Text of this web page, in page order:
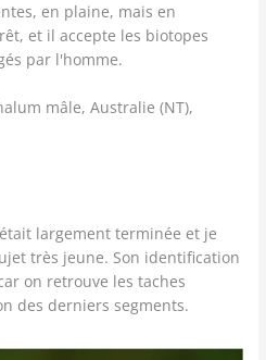
en plaine, mais en
et il accepte les biotopes
par l'homme.
mâle, Australie (NT),
largement terminée et je
très jeune. Son identification
on retrouve les taches
des derniers segments.